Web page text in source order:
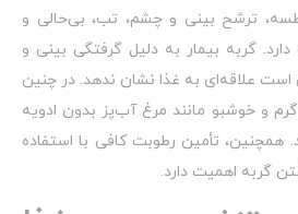
ترشح بینی و چشم، تب، بی‌حالی و
گربه بیمار به دلیل گرفتگی بینی و
علاقه‌ای به غذا نشان ندهد. در چنین
و خوشبو مانند مرغ آب‌پز بدون ادویه
همچنین، تأمین رطوبت کافی با استفاده
گربه اهمیت دارد.